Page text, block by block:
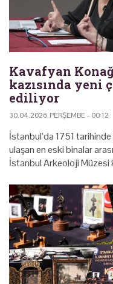
Kavafyan
kazısında yeni
ediliyor
30.04.2026 PERŞEMBE - 00:12
İstanbul’da 1751
ulaşan en eski binalar
İstanbul Arkeoloji Müzesi